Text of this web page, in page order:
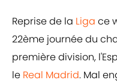
Reprise de la Liga ce
22ème journée du
première division,
le Real Madrid. Mal